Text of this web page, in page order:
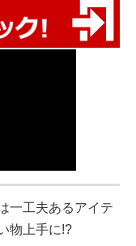
一工夫あるアイテ
物上手に!?